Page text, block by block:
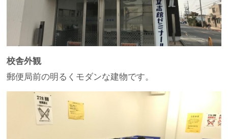
校舎外観
郵便局前の明るくモダンな建物です。